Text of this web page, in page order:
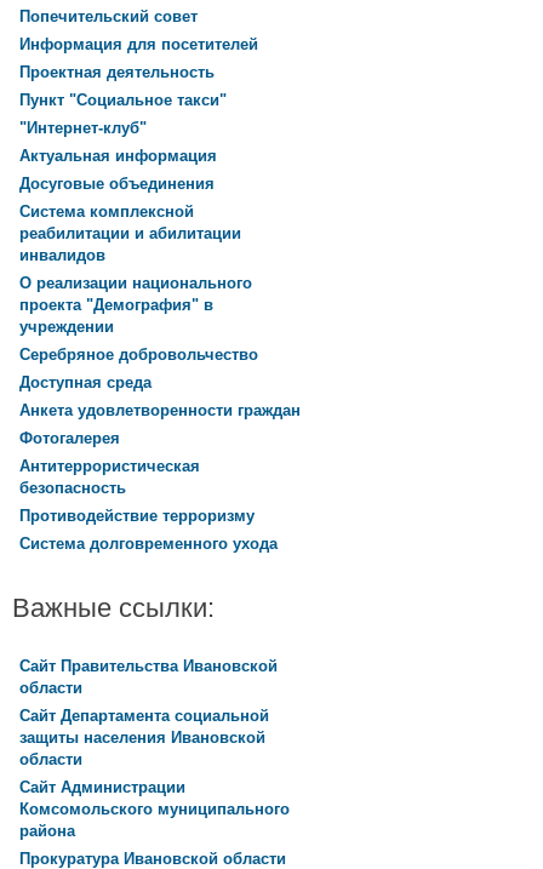
Попечительский совет
Информация для посетителей
Проектная деятельность
Пункт "Социальное такси"
"Интернет-клуб"
Актуальная информация
Досуговые объединения
Система комплексной
реабилитации и абилитации
инвалидов
О реализации национального
проекта "Демография" в
учреждении
Серебряное добровольчество
Доступная среда
Анкета удовлетворенности граждан
Фотогалерея
Антитеррористическая
безопасность
Противодействие терроризму
Система долговременного ухода
Важные ссылки:
Сайт Правительства Ивановской
области
Сайт Департамента социальной
защиты населения Ивановской
области
Сайт Администрации
Комсомольского муниципального
района
Прокуратура Ивановской области